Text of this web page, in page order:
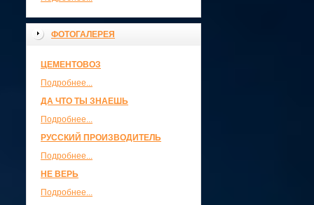
ФОТОГАЛЕРЕЯ
ЦЕМЕНТОВОЗ
Подробнее...
ДА ЧТО ТЫ ЗНАЕШЬ
Подробнее...
РУССКИЙ ПРОИЗВОДИТЕЛЬ
Подробнее...
НЕ ВЕРЬ
Подробнее...